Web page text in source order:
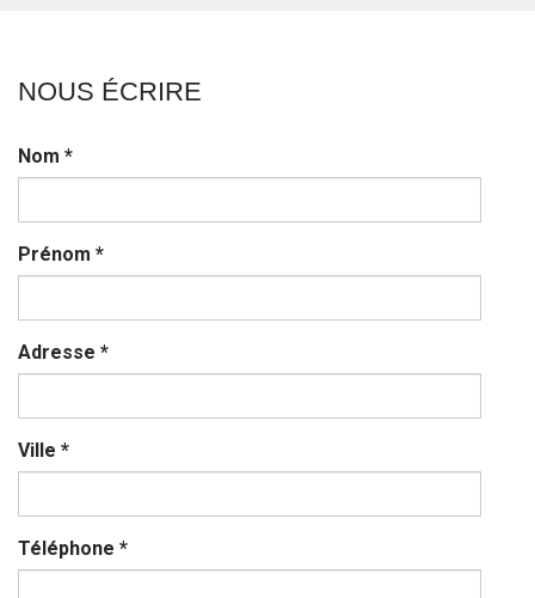
NOUS ÉCRIRE
Nom *
Prénom *
Adresse *
Ville *
Téléphone *